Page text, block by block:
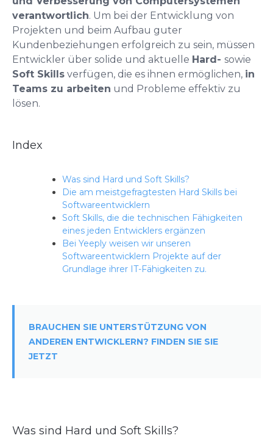
verantwortlich. Um bei der Entwicklung von
Projekten und beim Aufbau guter
Kundenbeziehungen erfolgreich zu sein, müssen
Entwickler über solide und aktuelle Hard- sowie
Soft Skills verfügen, die es ihnen ermöglichen, in
Teams zu arbeiten und Probleme effektiv zu
lösen.
Index
Was sind Hard und Soft Skills?
Die am meistgefragtesten Hard Skills bei
Softwareentwicklern
Soft Skills, die die technischen Fähigkeiten
eines jeden Entwicklers ergänzen
Bei Yeeply weisen wir unseren
Softwareentwicklern Projekte auf der
Grundlage ihrer IT-Fähigkeiten zu.
BRAUCHEN SIE UNTERSTÜTZUNG VON
ANDEREN ENTWICKLERN? FINDEN SIE SIE
JETZT
Was sind Hard und Soft Skills?